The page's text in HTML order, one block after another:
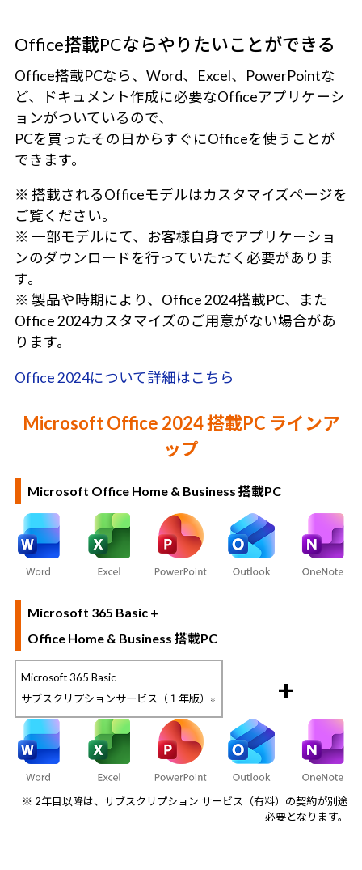
Office搭載PCならやりたいことができる
Office搭載PCなら、Word、Excel、PowerPointな
ど、ドキュメント作成に必要なOfficeアプリケーシ
ョンがついているので、
PCを買ったその日からすぐにOfficeを使うことが
できます。
※ 搭載されるOfficeモデルはカスタマイズページを
ご覧ください。
※ 一部モデルにて、お客様自身でアプリケーショ
ンのダウンロードを行っていただく必要がありま
す。
※ 製品や時期により、Office 2024搭載PC、また
Office 2024カスタマイズのご用意がない場合があ
ります。
Office 2024について詳細はこちら
Microsoft Office 2024 搭載PC ラインア
ップ
Microsoft Office Home & Business 搭載PC
Microsoft 365 Basic +
Office Home & Business 搭載PC
Microsoft 365 Basic
サブスクリプションサービス（１年版）
※ +
※ 2年目以降は、サブスクリプション サービス（有料）の契約が別途
必要となります。